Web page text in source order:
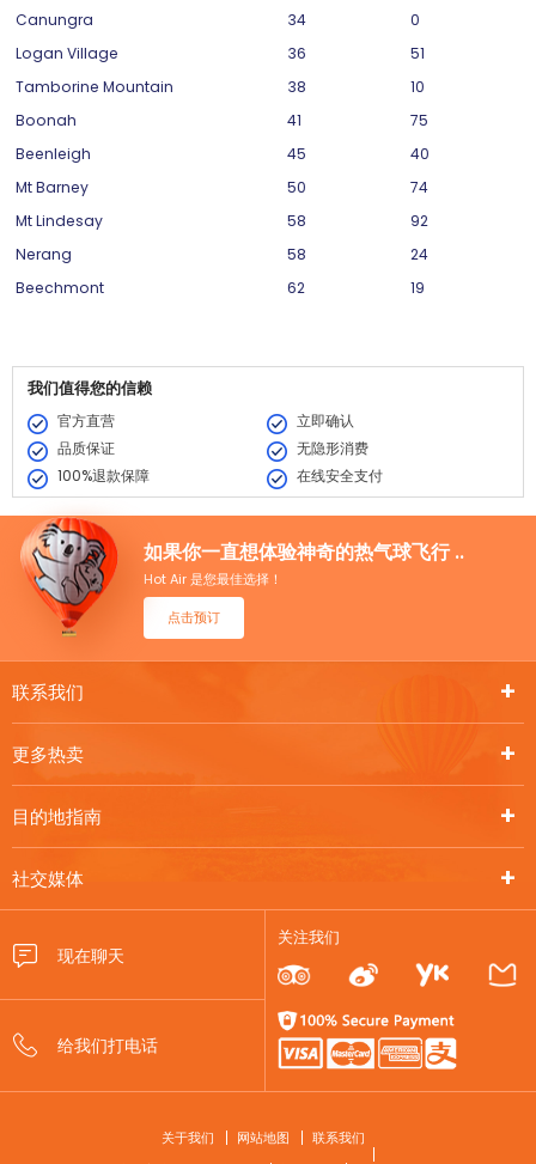
Canungra
34
0
Logan Village
36
51
Tamborine Mountain
38
10
Boonah
41
75
Beenleigh
45
40
Mt Barney
50
74
Mt Lindesay
58
92
Nerang
58
24
Beechmont
62 19
我们值得您的信赖
官方直营
立即确认
品质保证
无隐形消费
100%退款保障
在线安全支付
如果你一直想体验神奇的热气球飞行 ..
Hot Air 是您最佳选择！
点击预订
更多热卖
目的地指南
社交媒体
联系我们
关注我们
关于我们 网站地图
联系我们